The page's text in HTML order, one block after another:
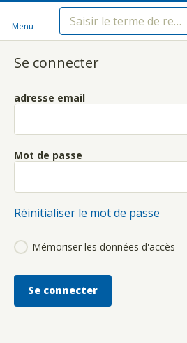
Menu
Se connecter
adresse email
Mot de passe
Réinitialiser le mot de passe
Mémoriser les données d'accès
Se connecter